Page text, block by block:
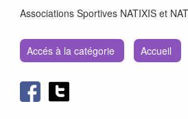
Associations Sportives NATIXIS et
Accés à la catégorie Accueil